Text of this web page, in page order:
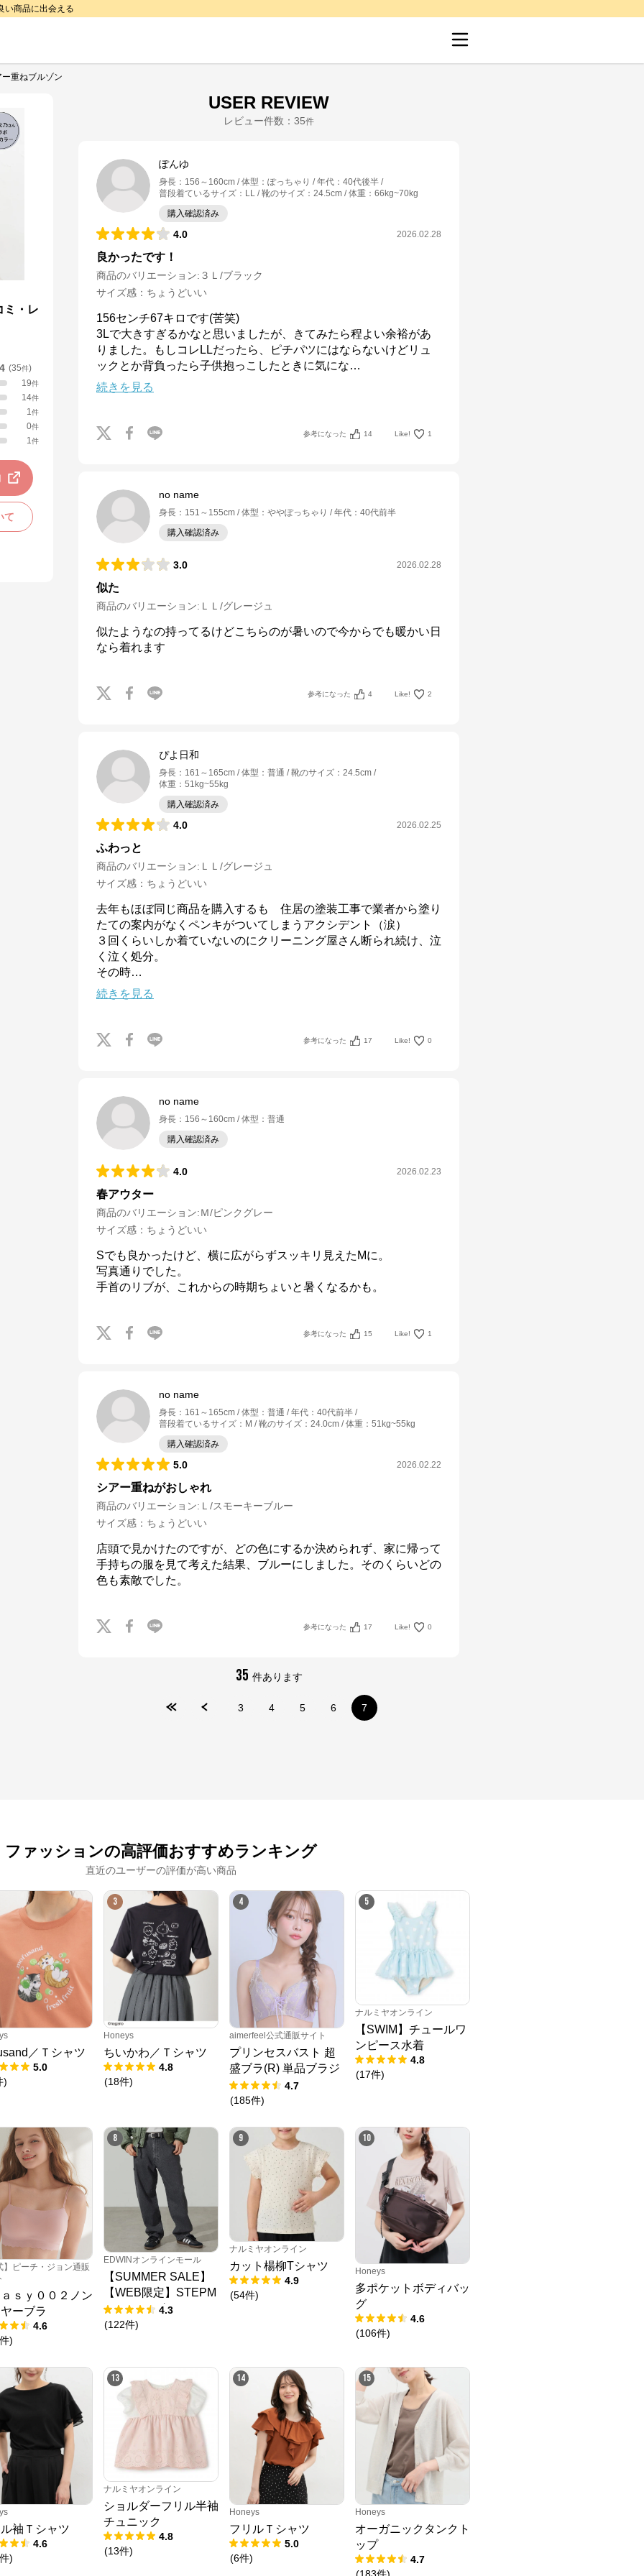
い商品に出会える
ー重ねブルゾン
ミ・レ
(35件)
19件
14件
1件
0件
1件
て
USER REVIEW
レビュー件数： 35件
ぽんゆ
身長 ： 156～160cm 体型 ： ぽっちゃり 年代 ： 40代後半
普段着ているサイズ ： LL 靴のサイズ ： 24.5cm 体重 ： 66kg~70kg
購入確認済み
4.0 2026.02.28
良かったです！
商品のバリエーション: ３Ｌ/ブラック
サイズ感 ： ちょうどいい
156センチ67キロです(苦笑)
3Lで大きすぎるかなと思いましたが、きてみたら程よい余裕があ
りました。もしコレLLだったら、ピチパツにはならないけどリュ
ックとか背負ったら子供抱っこしたときに気にな…
続きを見る
参考になった 14 Like! 1
no name
身長 ： 151～155cm 体型 ： ややぽっちゃり 年代 ： 40代前半
購入確認済み
3.0 2026.02.28
似た
商品のバリエーション: ＬＬ/グレージュ
似たようなの持ってるけどこちらのが暑いので今からでも暖かい日
なら着れます
参考になった 4 Like! 2
ぴよ日和
身長 ： 161～165cm 体型 ： 普通 靴のサイズ ： 24.5cm
体重 ： 51kg~55kg
購入確認済み
4.0 2026.02.25
ふわっと
商品のバリエーション: ＬＬ/グレージュ
サイズ感 ： ちょうどいい
去年もほぼ同じ商品を購入するも　住居の塗装工事で業者から塗り
たての案内がなくペンキがついてしまうアクシデント（涙）
３回くらいしか着ていないのにクリーニング屋さん断られ続け、泣
く泣く処分。
その時…
続きを見る
参考になった 17 Like! 0
no name
身長 ： 156～160cm 体型 ： 普通
購入確認済み
4.0 2026.02.23
春アウター
商品のバリエーション:Ｍ/ピンクグレー
サイズ感 ： ちょうどいい
Sでも良かったけど、横に広がらずスッキリ見えたMに。
写真通りでした。
手首のリブが、これからの時期ちょいと暑くなるかも。
参考になった 15 Like! 1
no name
身長 ： 161～165cm 体型 ： 普通 年代 ： 40代前半
普段着ているサイズ ： M 靴のサイズ ： 24.0cm 体重 ： 51kg~55kg
購入確認済み
5.0 2026.02.22
シアー重ねがおしゃれ
商品のバリエーション: Ｌ/スモーキーブルー
サイズ感 ： ちょうどいい
店頭で見かけたのですが、どの色にするか決められず、家に帰って
手持ちの服を見て考えた結果、ブルーにしました。そのくらいどの
色も素敵でした。
参考になった 17 Like! 0
35 件あります
3 4 5 6 7
ファッションの高評価おすすめランキング
直近のユーザーの評価が高い商品
／Ｔシャツ
5.0
)
3
Honeys
ちいかわ／Ｔシャツ
4.8
(18件)
4
aimerfeel公式通販サイト
プリンセスバスト 超
盛ブラ(R) 単品ブラジ
ャー
4.7
(185件)
5
ナルミヤオンライン
【SWIM】チュールワ
ンピース水着
4.8
(17件)
】ピーチ・ジョン通販
ｓｙ００２ノン
ーブラ
4.6
件)
8
EDWINオンラインモール
【SUMMER SALE】
【WEB限定】STEPM
ARK ルーズペインタ
ーパンツ
4.3
(122件)
9
ナルミヤオンライン
カット楊柳Tシャツ
4.9
(54件)
10
Honeys
多ポケットボディバッ
グ
4.6
(106件)
袖Ｔシャツ
4.6
件)
13
ナルミヤオンライン
ショルダーフリル半袖
チュニック
4.8
(13件)
14
Honeys
フリルＴシャツ
5.0
(6件)
15
Honeys
オーガニックタンクト
ップ
4.7
(183件)
Honeys
様々なアイテムが豊富に揃ってます！幅広く着れるお気に入りの１着を見つけ